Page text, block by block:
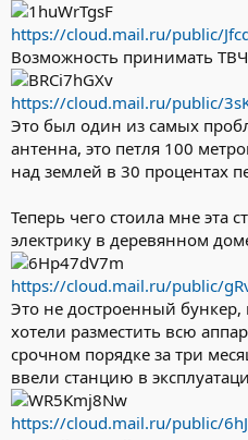
https://cloud.mail.ru/public/
Возможность принимать
https://cloud.mail.ru/public/
Это был один из самых
антенна, это петля 100
над землей в 30 процентах
Теперь чего стоила мне эта
электрику в деревянном
https://cloud.mail.ru/public/
Это не достроенный
хотели разместить всю
срочном порядке за три
ввели станцию в
https://cloud.mail.ru/public/